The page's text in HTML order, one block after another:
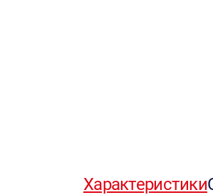
Характеристики